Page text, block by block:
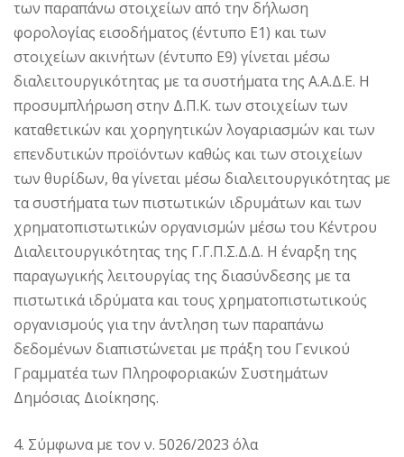
των παραπάνω στοιχείων από την δήλωση
φορολογίας εισοδήματος (έντυπο Ε1) και των
στοιχείων ακινήτων (έντυπο Ε9) γίνεται μέσω
διαλειτουργικότητας με τα συστήματα της Α.Α.Δ.Ε. Η
προσυμπλήρωση στην Δ.Π.Κ. των στοιχείων των
καταθετικών και χορηγητικών λογαριασμών και των
επενδυτικών προϊόντων καθώς και των στοιχείων
των θυρίδων, θα γίνεται μέσω διαλειτουργικότητας με
τα συστήματα των πιστωτικών ιδρυμάτων και των
χρηματοπιστωτικών οργανισμών μέσω του Κέντρου
Διαλειτουργικότητας της Γ.Γ.Π.Σ.Δ.Δ. Η έναρξη της
παραγωγικής λειτουργίας της διασύνδεσης με τα
πιστωτικά ιδρύματα και τους χρηματοπιστωτικούς
οργανισμούς για την άντληση των παραπάνω
δεδομένων διαπιστώνεται με πράξη του Γενικού
Γραμματέα των Πληροφοριακών Συστημάτων
Δημόσιας Διοίκησης.
4. Σύμφωνα με τον ν. 5026/2023 όλα